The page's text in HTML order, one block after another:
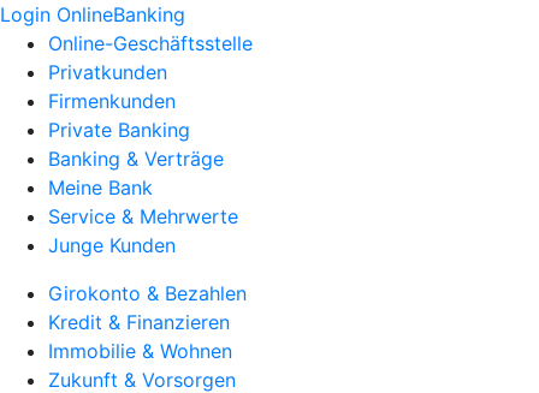
Login OnlineBanking
Online-Geschäftsstelle
Privatkunden
Firmenkunden
Private Banking
Banking & Verträge
Meine Bank
Service & Mehrwerte
Junge Kunden
Girokonto & Bezahlen
Kredit & Finanzieren
Immobilie & Wohnen
Zukunft & Vorsorgen